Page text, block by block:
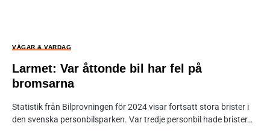
VÄGAR & VARDAG
Larmet: Var åttonde bil har fel på
bromsarna
Statistik från Bilprovningen för 2024 visar fortsatt stora brister i
den svenska personbilsparken. Var tredje personbil hade brister…